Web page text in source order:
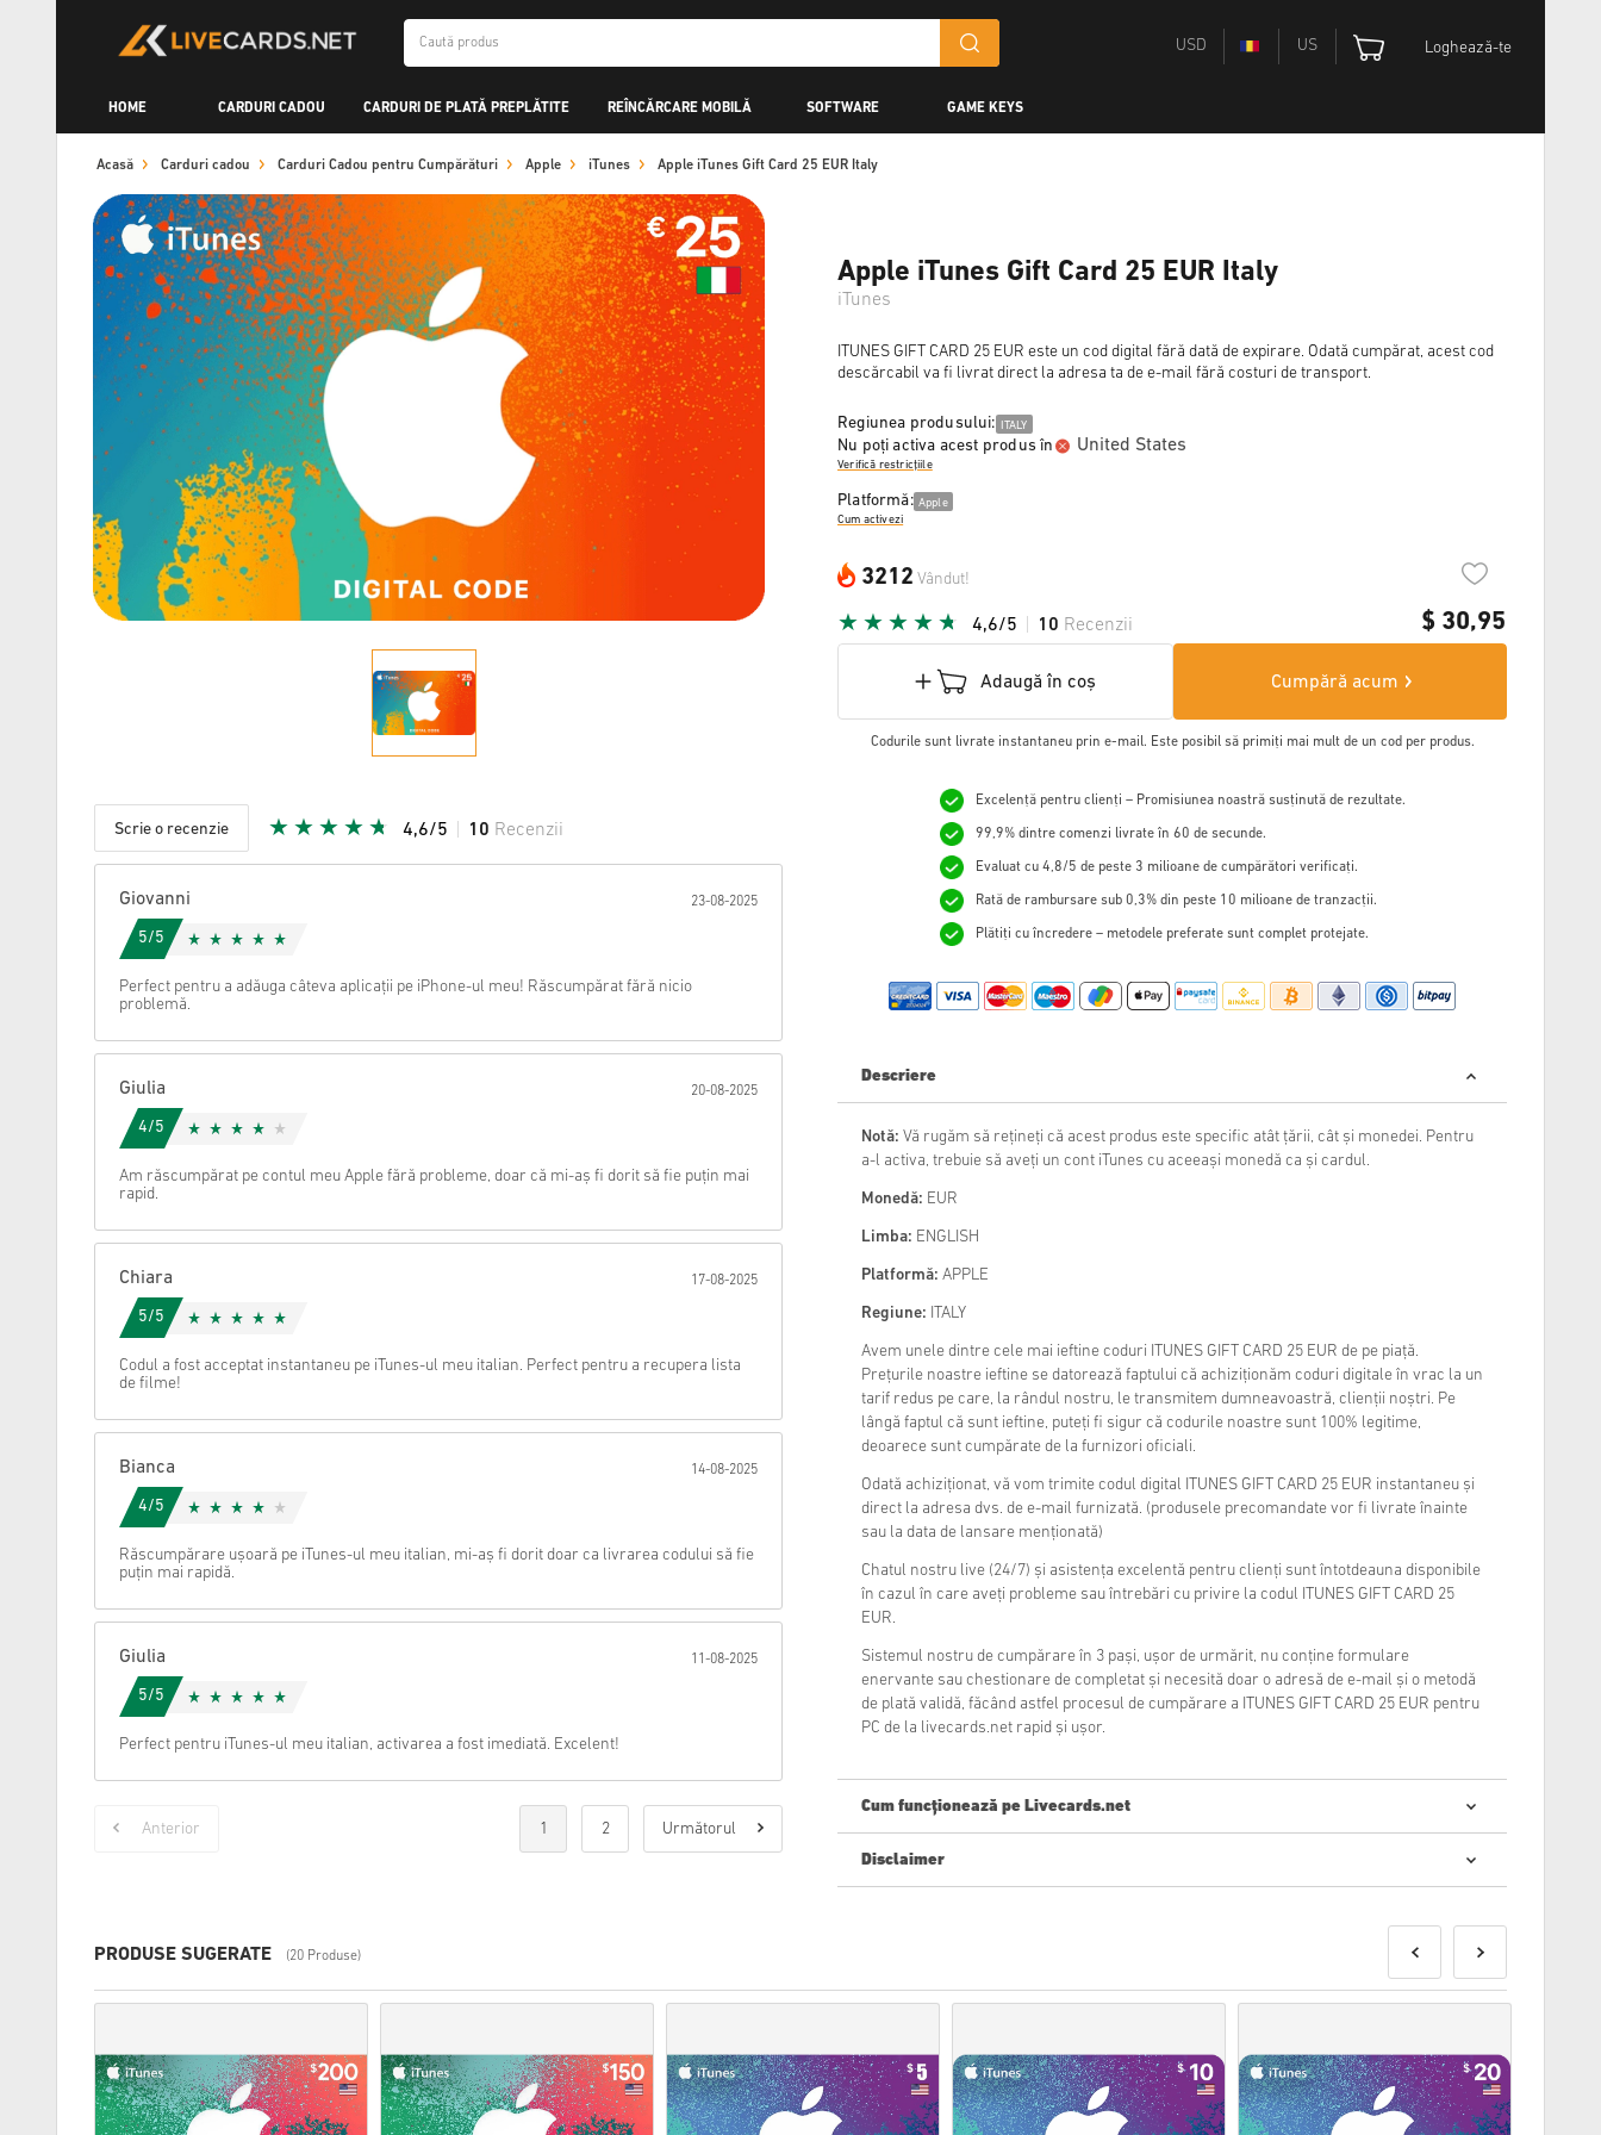
USD US Loghează-te
HOME CARDURI CADOU CARDURI DE PLATĂ PREPLĂTITE REÎNCĂRCARE MOBILĂ SOFTWARE GAME KEYS
Acasă Carduri cadou Carduri Cadou pentru Cumpărături Apple iTunes Apple iTunes Gift Card 25 EUR Italy
Scrie o recenzie 4,6/5 10 Recenzii
Anulare
Giovanni 23-08-2025
5/5
Perfect pentru a adăuga câteva aplicații pe iPhone-ul meu! Răscumpărat fără nicio
problemă.
Giulia 20-08-2025
4/5
Am răscumpărat pe contul meu Apple fără probleme, doar că mi-aș fi dorit să fie puțin mai
rapid.
Chiara 17-08-2025
5/5
Codul a fost acceptat instantaneu pe iTunes-ul meu italian. Perfect pentru a recupera lista
de filme!
Bianca 14-08-2025
4/5
Răscumpărare ușoară pe iTunes-ul meu italian, mi-aș fi dorit doar ca livrarea codului să fie
puțin mai rapidă.
Giulia 11-08-2025
5/5
Perfect pentru iTunes-ul meu italian, activarea a fost imediată. Excelent!
Anterior 1 2 Următorul
Apple iTunes Gift Card 25 EUR Italy
iTunes
ITUNES GIFT CARD 25 EUR este un cod digital fără dată de expirare. Odată cumpărat, acest cod
descărcabil va fi livrat direct la adresa ta de e-mail fără costuri de transport.
Regiunea produsului: ITALY
Nu poți activa acest produs în United States
Verifică restricțiile
Platformă: Apple
Cum activezi
3212 Vândut!
$ 30,95
4,6/5 10 Recenzii
Adaugă în coș Cumpără acum
Codurile sunt livrate instantaneu prin e-mail. Este posibil să primiți mai mult de un cod per produs.
Excelență pentru clienți – Promisiunea noastră susținută de rezultate.
99,9% dintre comenzi livrate în 60 de secunde.
Evaluat cu 4,8/5 de peste 3 milioane de cumpărători verificați.
Rată de rambursare sub 0,3% din peste 10 milioane de tranzacții.
Plătiți cu încredere – metodele preferate sunt complet protejate.
Descriere
Notă: Vă rugăm să rețineți că acest produs este specific atât țării, cât și monedei. Pentru
a-l activa, trebuie să aveți un cont iTunes cu aceeași monedă ca și cardul.
Monedă: EUR
Limba: ENGLISH
Platformă: APPLE
Regiune: ITALY
Avem unele dintre cele mai ieftine coduri ITUNES GIFT CARD 25 EUR de pe piață.
Prețurile noastre ieftine se datorează faptului că achiziționăm coduri digitale în vrac la un
tarif redus pe care, la rândul nostru, le transmitem dumneavoastră, clienții noștri. Pe
lângă faptul că sunt ieftine, puteți fi sigur că codurile noastre sunt 100% legitime,
deoarece sunt cumpărate de la furnizori oficiali.
Odată achiziționat, vă vom trimite codul digital ITUNES GIFT CARD 25 EUR instantaneu și
direct la adresa dvs. de e-mail furnizată. (produsele precomandate vor fi livrate înainte
sau la data de lansare menționată)
Chatul nostru live (24/7) și asistența excelentă pentru clienți sunt întotdeauna disponibile
în cazul în care aveți probleme sau întrebări cu privire la codul ITUNES GIFT CARD 25
EUR.
Sistemul nostru de cumpărare în 3 pași, ușor de urmărit, nu conține formulare
enervante sau chestionare de completat și necesită doar o adresă de e-mail și o metodă
de plată validă, făcând astfel procesul de cumpărare a ITUNES GIFT CARD 25 EUR pentru
PC de la livecards.net rapid și ușor.
Cum funcționează pe Livecards.net
Ești nou pe Livecards.net? Cumpărarea codurilor digitale este rapidă și ușoară:
Disclaimer
Cumpărați doar un produs digital.
formularul nostru de contact.
Aceste coduri descărcabile sunt produse de dezvoltatorul jocului și, prin urmare,
sunt originale.
PRODUSE SUGERATE (20 Produse)